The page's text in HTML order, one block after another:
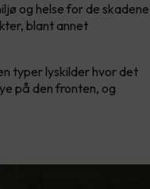
og helse for de skadene
blant annet
typer lyskilder hvor det
på den fronten, og